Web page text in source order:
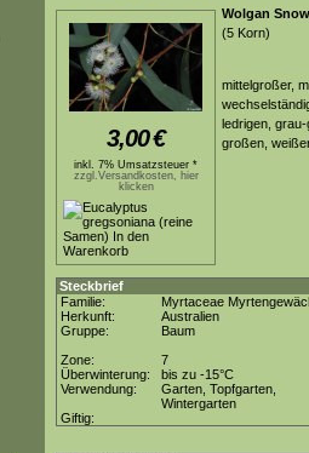
3,00€
inkl. 7% Umsatzsteuer *
zzgl.Versandkosten, hier
klicken
Wolgan
(5 Korn)
mittelgroßer,
ledrigen,
großen,
Steckbrief
Familie:
Myrtaceae
Herkunft:
Australien
Gruppe:
Baum
Zone:
7
Überwinterung:
bis zu -15°C
Verwendung:
Garten, Topfgarten,
Wintergarten
Giftig: